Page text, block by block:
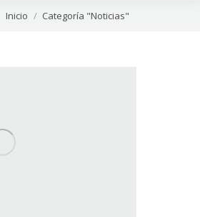
Estás aquí:
Inicio Categoría "Noticias"